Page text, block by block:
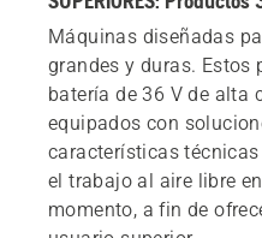
Máquinas diseñadas
grandes y duras. Estos
batería de 36 V de alta
equipados con
características
el trabajo al aire libre
momento, a fin de